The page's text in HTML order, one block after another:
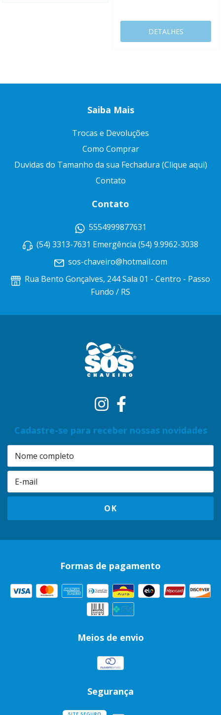
03001452901
DETALHES
Saiba Mais
Trocas e Devoluções
Como Comprar
Duvidas do Tamanho da sua Fechadura (Clique aqui)
Contato
Contato
5554999877631
(54) 3313-7631 Emergência (54) 9.9962-3038
sos-chaveiro@hotmail.com
Rua Bento Gonçalves, 244 Sala 01 - Centro - Passo
Fundo / RS
Cadastre-se para receber nossas novidades
Formas de pagamento
Meios de envio
Segurança